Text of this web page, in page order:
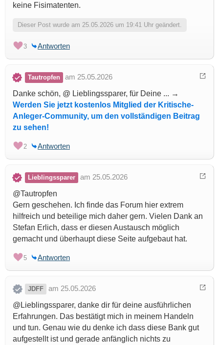
keine Fisimatenten.
Dieser Post wurde am 25.05.2026 um 19:41 Uhr geändert.
3 Antworten
Tautropfen
am 25.05.2026
Danke schön, @ Lieblingssparer, für Deine ... →
Werden Sie jetzt kostenlos Mitglied der Kritische-
Anleger-Community, um den vollständigen Beitrag
zu sehen!
2 Antworten
Lieblingssparer
am 25.05.2026
@Tautropfen
Gern geschehen. Ich finde das Forum hier extrem
hilfreich und beteilige mich daher gern. Vielen Dank an
Stefan Erlich, dass er diesen Austausch möglich
gemacht und überhaupt diese Seite aufgebaut hat.
5 Antworten
JDFF
am 25.05.2026
@Lieblingssparer, danke dir für deine ausführlichen
Erfahrungen. Das bestätigt mich in meinem Handeln
und tun. Genau wie du denke ich dass diese Bank gut
aufgestellt ist und gerade anfänglich nichts zu